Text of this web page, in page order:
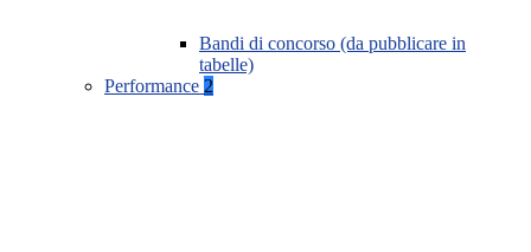
Bandi di concorso (da pubblicare in
tabelle)
Performance 2